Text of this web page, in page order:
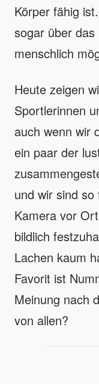
Körper fähig
sogar über
menschlich
Heute zeigen
Sportlerinnen
auch wenn wir
ein paar der
und wir sind
Kamera vor
bildlich
Lachen kaum
Favorit ist
Meinung nach
von allen?